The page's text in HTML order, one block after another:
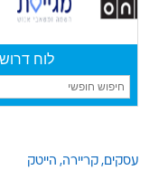
עסקים קריירה הייטק